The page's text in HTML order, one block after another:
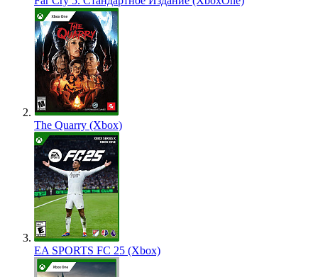
The Quarry (Xbox)
EA SPORTS FC 25 (Xbox)